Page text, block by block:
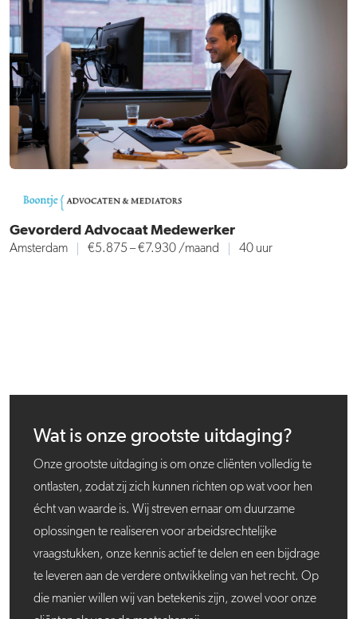
Gevorderd Advocaat Medewerker
Amsterdam €5.875 – €7.930/maand 40 uur
Wat is onze grootste uitdaging?
Onze grootste uitdaging is om onze cliënten volledig te
ontlasten, zodat zij zich kunnen richten op wat voor hen
écht van waarde is. Wij streven ernaar om duurzame
oplossingen te realiseren voor arbeidsrechtelijke
vraagstukken, onze kennis actief te delen en een bijdrage
te leveren aan de verdere ontwikkeling van het recht. Op
die manier willen wij van betekenis zijn, zowel voor onze